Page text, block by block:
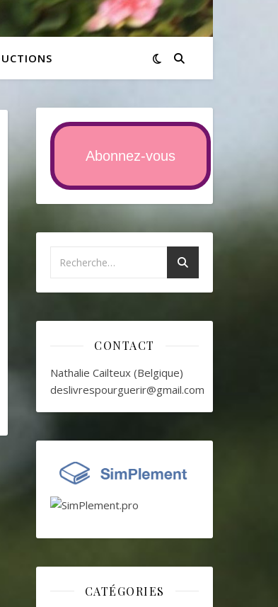
Abonnez-vous
CONTACT
Nathalie Cailteux (Belgique)
deslivrespourguerir@gmail.com
CATÉGORIES